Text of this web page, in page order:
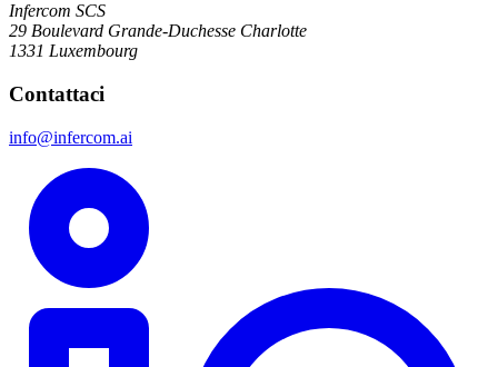
Infercom SCS
29 Boulevard Grande-Duchesse Charlotte
1331 Luxembourg
Contattaci
info@infercom.ai